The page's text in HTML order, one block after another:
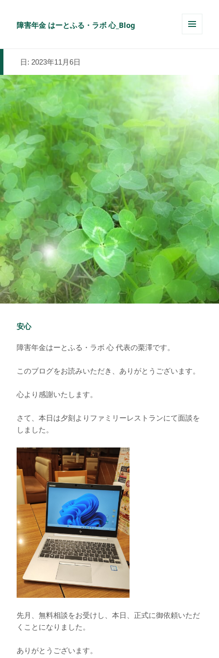
障害年金 はーとふる・ラボ 心_Blog
日: 2023年11月6日
安心
障害年金はーとふる・ラボ 心 代表の栗澤です。
このブログをお読みいただき、ありがとうございます。
心より感謝いたします。
さて、本日は夕刻よりファミリーレストランにて面談を
しました。
先月、無料相談をお受けし、本日、正式に御依頼いただ
くことになりました。
ありがとうございます。